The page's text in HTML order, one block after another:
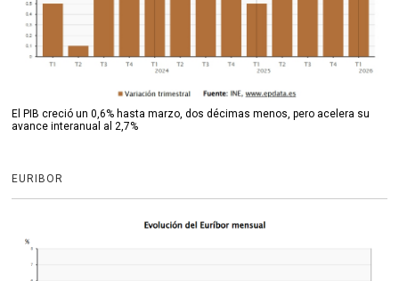
El PIB creció un 0,6% hasta marzo, dos décimas menos, pero acelera su
avance interanual al 2,7%
EURIBOR